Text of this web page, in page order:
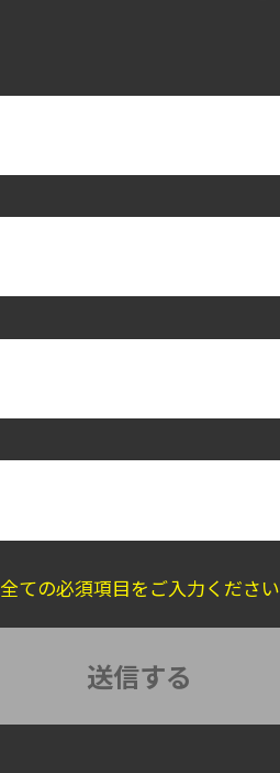
全ての必須項目をご入力ください